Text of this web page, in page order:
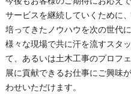
サービスを継続していくために
培ってきたノウハウを次の世代
様々な現場で共に汗を流すスタ
て、あるいは土木工事のプロフ
展に貢献できるお仕事にご興味
わせいただけます。